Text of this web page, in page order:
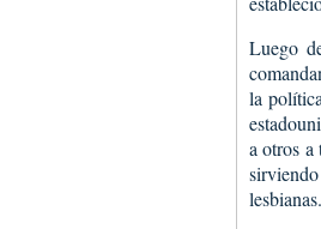
Luego
la
a otros a
lesbianas.